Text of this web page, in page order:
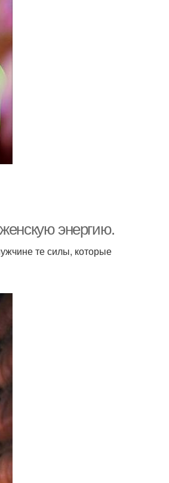
энергию.
те силы, которые